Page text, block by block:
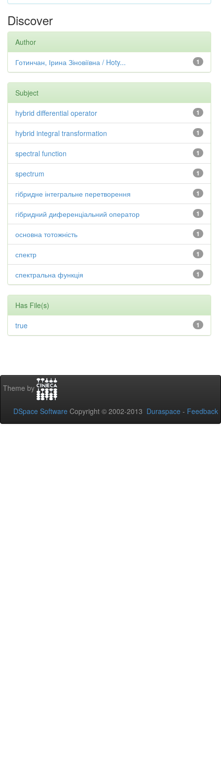
Discover
Author
1
Готинчан, Ірина Зіновіївна / Hoty...
Subject
1
hybrid differential operator
1
hybrid integral transformation
1
spectral function
1
spectrum
1
гібридне інтегральне перетворення
1
гібридний диференціальний оператор
1
основна тотожність
1
спектр
1
спектральна функція
Has File(s)
1
true
Theme by
DSpace Software Copyright © 2002-2013 Duraspace - Feedback